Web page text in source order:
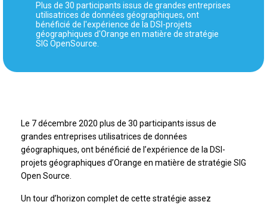
Plus de 30 participants issus de grandes entreprises
utilisatrices de données géographiques, ont
bénéficié de l'expérience de la DSI-projets
géographiques d'Orange en matière de stratégie
SIG OpenSource.
Le 7 décembre 2020 plus de 30 participants issus de
grandes entreprises utilisatrices de données
géographiques, ont bénéficié de l’expérience de la DSI-
projets géographiques d’Orange en matière de stratégie SIG
Open Source.
Un tour d’horizon complet de cette stratégie assez